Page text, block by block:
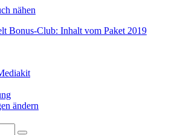
nähen
Bonus-Club: Inhalt vom Paket 2019
ändern